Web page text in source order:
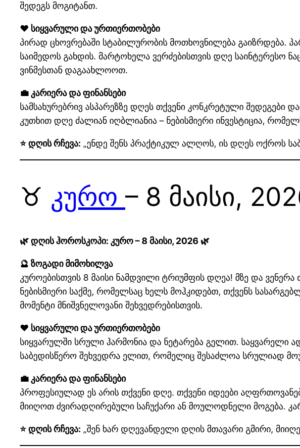
შედეგს მოგიტანთ.
❤️ სიყვარული და ურთიერთობები
პირად ცხოვრებაში სტაბილურობის მოთხოვნილება გაიზრდება.
საიმედოს გახდის. მარტოხელა ვერძებისთვის დღე საინტერესო
ვინმესთან დაგაახლოოთ.
💼 კარიერა და ფინანსები
სამსახურებრივ ასპარეზზე დღეს თქვენი კონკრეტული შედეგები
კუთხით დღე ძალიან იღბლიანია – ნებისმიერი ინვესტიცია,
⭐ დღის რჩევა: „ენდე შენს პრაქტიკულ ალღოს, ის დღეს ოქროს
♉ კურო – 8 მაისი,
🌿 დღის ჰოროსკოპი: კურო – 8 მაისი, 2026 🌿
🔮 ზოგადი მიმოხილვა
კუროებისთვის 8 მაისი ნამდვილი ტრიუმფის დღეა! მზე და
ნებისმიერი საქმე, რომელსაც ხელს მოჰკიდებთ, თქვენს
მომენტი მნიშვნელოვანი შეხვედრებისთვის.
❤️ სიყვარული და ურთიერთობები
სიყვარულში სრული ჰარმონია და ნეტარება გელით. საყვარელი
საბედისწერო შეხვედრა ელით, რომელიც შესაძლოა სრულიად
💼 კარიერა და ფინანსები
პროფესიულად ეს არის თქვენი დღე. თქვენი იდეები
მიიღოთ ძვირადღირებული საჩუქარი ან მოულოდნელი მოგება.
⭐ დღის რჩევა: „შენ ხარ დღევანდელი დღის მთავარი გმირი, მიიღე